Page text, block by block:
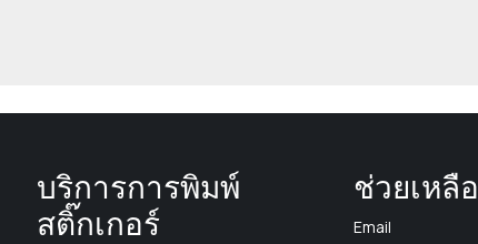
บริการการพิมพ์
สติ๊กเกอร์
ช่วยเหลือ
Email